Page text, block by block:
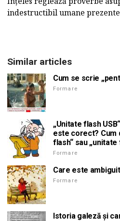
indestructibil umane
Similar articles
Cum se scrie
Formare
„Unitate flash
este corect? Cum
flash“ sau „unitate
Formare
Care este
Formare
Istoria galeză și